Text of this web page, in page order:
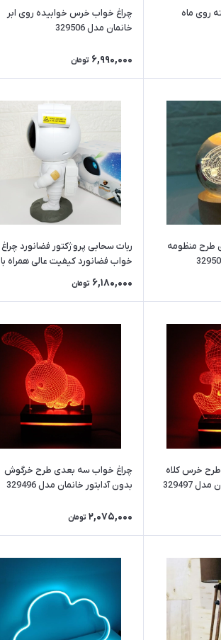
روی ماه
چراغ خواب خرس خوابیده روی ابر
خانمان مدل 329506
6,990,000 تومان
طرح منظومه
ربات سحابی پروژکتور فضانورد چراغ
خواب فضانورد کیفیت عالی همراه با
ضمانت خانمان مدل 329501
6,180,000 تومان
خرس کلاه
329497
چراغ خواب سه بعدی طرح خرگوش
بدون آدابتور خانمان مدل 329496
2,075,000 تومان